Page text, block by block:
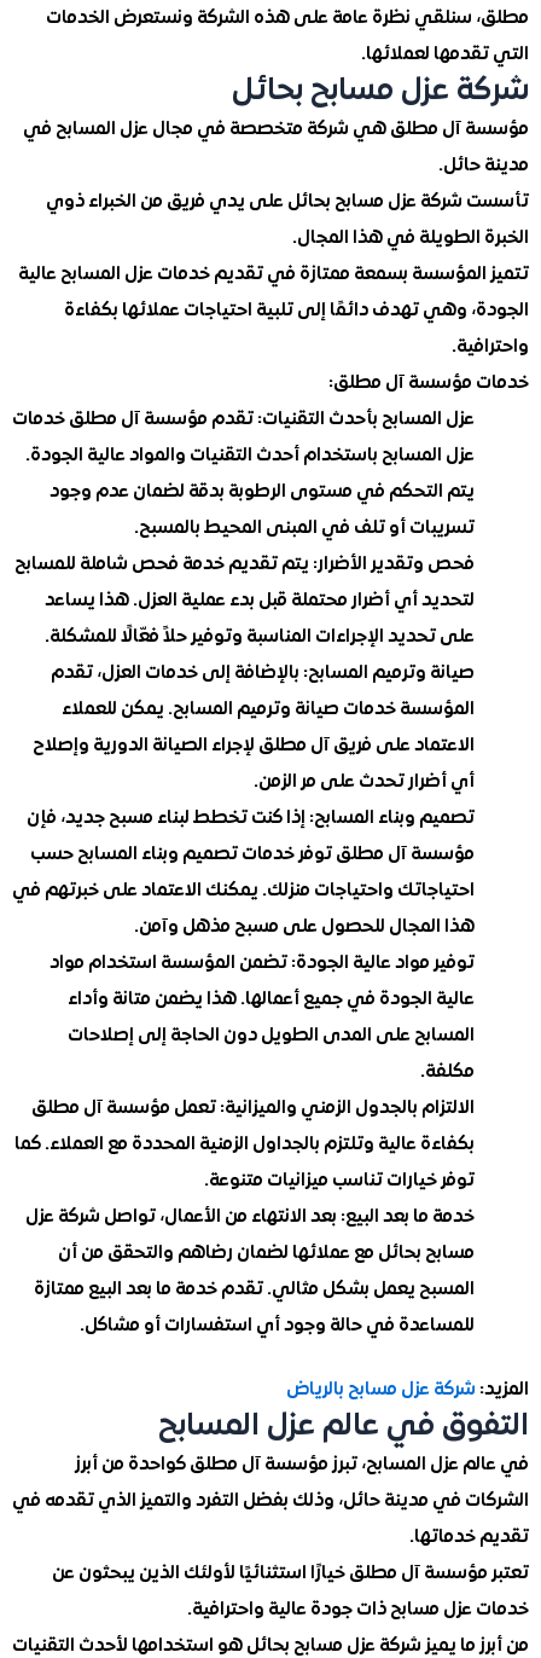
سنلقي نظرة عامة على هذه الشركة ونستعرض الخدمات
لعملائها.
عزل مسابح بحائل
آل مطلق هي شركة متخصصة في مجال عزل المسابح في
شركة عزل مسابح بحائل على يدي فريق من الخبراء ذوي
الطويلة في هذا المجال.
بسمعة ممتازة في تقديم خدمات عزل المسابح عالية
وهي تهدف دائمًا إلى تلبية احتياجات عملائها بكفاءة
مؤسسة آل مطلق:
عزل المسابح بأحدث التقنيات:تقدم مؤسسة آل مطلق خدمات
عزل المسابح باستخدام أحدث التقنيات والمواد عالية الجودة.
يتم التحكم في مستوى الرطوبة بدقة لضمان عدم وجود
تسريبات أو تلف في المبنى المحيط بالمسبح.
فحص وتقدير الأضرار:يتم تقديم خدمة فحص شاملة للمسابح
لتحديد أي أضرار محتملة قبل بدء عملية العزل. هذا يساعد
على تحديد الإجراءات المناسبة وتوفير حلاً فعّالًا للمشكلة.
صيانة وترميم المسابح:بالإضافة إلى خدمات العزل، تقدم
المؤسسة خدمات صيانة وترميم المسابح. يمكن للعملاء
الاعتماد على فريق آل مطلق لإجراء الصيانة الدورية وإصلاح
أي أضرار تحدث على مر الزمن.
تصميم وبناء المسابح:إذا كنت تخطط لبناء مسبح جديد، فإن
مؤسسة آل مطلق توفر خدمات تصميم وبناء المسابح حسب
احتياجاتك واحتياجات منزلك. يمكنك الاعتماد على خبرتهم في
هذا المجال للحصول على مسبح مذهل وآمن.
توفير مواد عالية الجودة: تضمن المؤسسة استخدام مواد
عالية الجودة في جميع أعمالها. هذا يضمن متانة وأداء
المسابح على المدى الطويل دون الحاجة إلى إصلاحات
الالتزام بالجدول الزمني والميزانية:تعمل مؤسسة آل مطلق
بكفاءة عالية وتلتزم بالجداول الزمنية المحددة مع العملاء. كما
توفر خيارات تناسب ميزانيات متنوعة.
خدمة ما بعد البيع:بعد الانتهاء من الأعمال، تواصل شركة عزل
مسابح بحائل مع عملائها لضمان رضاهم والتحقق من أن
المسبح يعمل بشكل مثالي. تقدم خدمة ما بعد البيع ممتازة
للمساعدة في حالة وجود أي استفسارات أو مشاكل.
شركة عزل مسابح بالرياض
في عالم عزل المسابح
عزل المسابح، تبرز مؤسسة آل مطلق كواحدة من أبرز
في مدينة حائل، وذلك بفضل التفرد والتميز الذي تقدمه في
آل مطلق خيارًا استثنائيًا لأولئك الذين يبحثون عن
مسابح ذات جودة عالية واحترافية.
ما يميز شركة عزل مسابح بحائل هو استخدامها لأحدث التقنيات